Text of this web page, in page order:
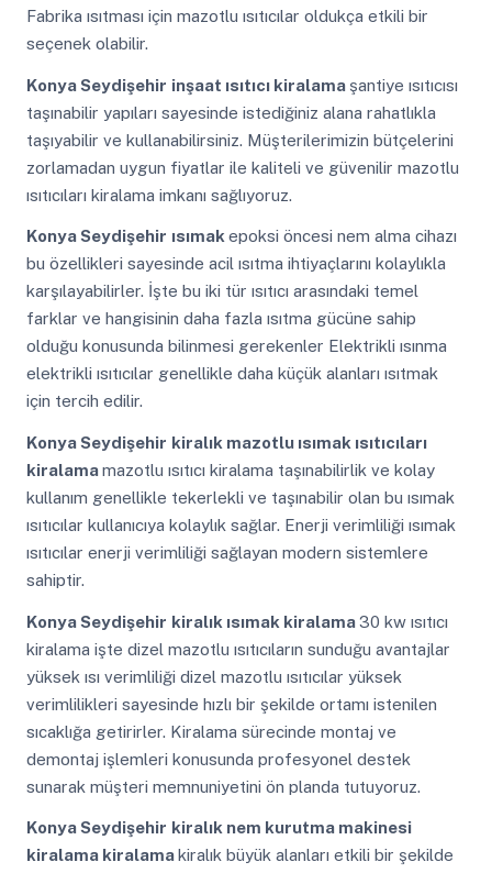
Fabrika ısıtması için mazotlu ısıtıcılar oldukça etkili bir
seçenek olabilir.
Konya Seydişehir inşaat ısıtıcı kiralama şantiye ısıtıcısı
taşınabilir yapıları sayesinde istediğiniz alana rahatlıkla
taşıyabilir ve kullanabilirsiniz. Müşterilerimizin bütçelerini
zorlamadan uygun fiyatlar ile kaliteli ve güvenilir mazotlu
ısıtıcıları kiralama imkanı sağlıyoruz.
Konya Seydişehir ısımak epoksi öncesi nem alma cihazı
bu özellikleri sayesinde acil ısıtma ihtiyaçlarını kolaylıkla
karşılayabilirler. İşte bu iki tür ısıtıcı arasındaki temel
farklar ve hangisinin daha fazla ısıtma gücüne sahip
olduğu konusunda bilinmesi gerekenler Elektrikli ısınma
elektrikli ısıtıcılar genellikle daha küçük alanları ısıtmak
için tercih edilir.
Konya Seydişehir kiralık mazotlu ısımak ısıtıcıları
kiralamamazotlu ısıtıcı kiralama taşınabilirlik ve kolay
kullanım genellikle tekerlekli ve taşınabilir olan bu ısımak
ısıtıcılar kullanıcıya kolaylık sağlar. Enerji verimliliği ısımak
ısıtıcılar enerji verimliliği sağlayan modern sistemlere
sahiptir.
Konya Seydişehir kiralık ısımak kiralama30 kw ısıtıcı
kiralama işte dizel mazotlu ısıtıcıların sunduğu avantajlar
yüksek ısı verimliliği dizel mazotlu ısıtıcılar yüksek
verimlilikleri sayesinde hızlı bir şekilde ortamı istenilen
sıcaklığa getirirler. Kiralama sürecinde montaj ve
demontaj işlemleri konusunda profesyonel destek
sunarak müşteri memnuniyetini ön planda tutuyoruz.
Konya Seydişehir kiralık nem kurutma makinesi
kiralama kiralamakiralık büyük alanları etkili bir şekilde